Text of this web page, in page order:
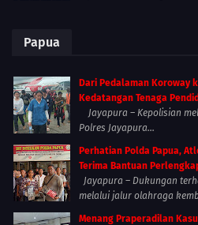
Papua
Dari Pedalaman Koroway
Kedatangan Tenaga
Jayapura – Kepolisian
Polres Jayapura...
Perhatian Polda Papua,
Terima Bantuan
Jayapura – Dukungan
melalui jalur olahraga
Menang Praperadilan